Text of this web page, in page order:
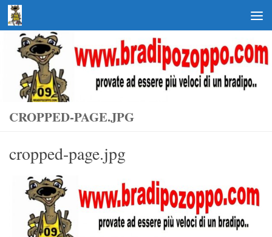
Salta al contenuto
CROPPED-PAGE.JPG
cropped-page.jpg